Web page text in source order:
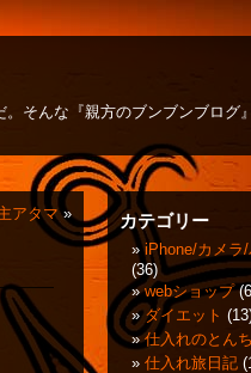
そんな『親方のブンブンブログ
アタマ» カテゴリー
iPhone/カメラ
(36)
webショップ
ダイエット
仕入れのとん
仕入れ旅日記